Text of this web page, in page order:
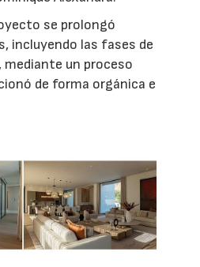
se prolongó
incluyendo las fases de
mediante un proceso
de forma orgánica e